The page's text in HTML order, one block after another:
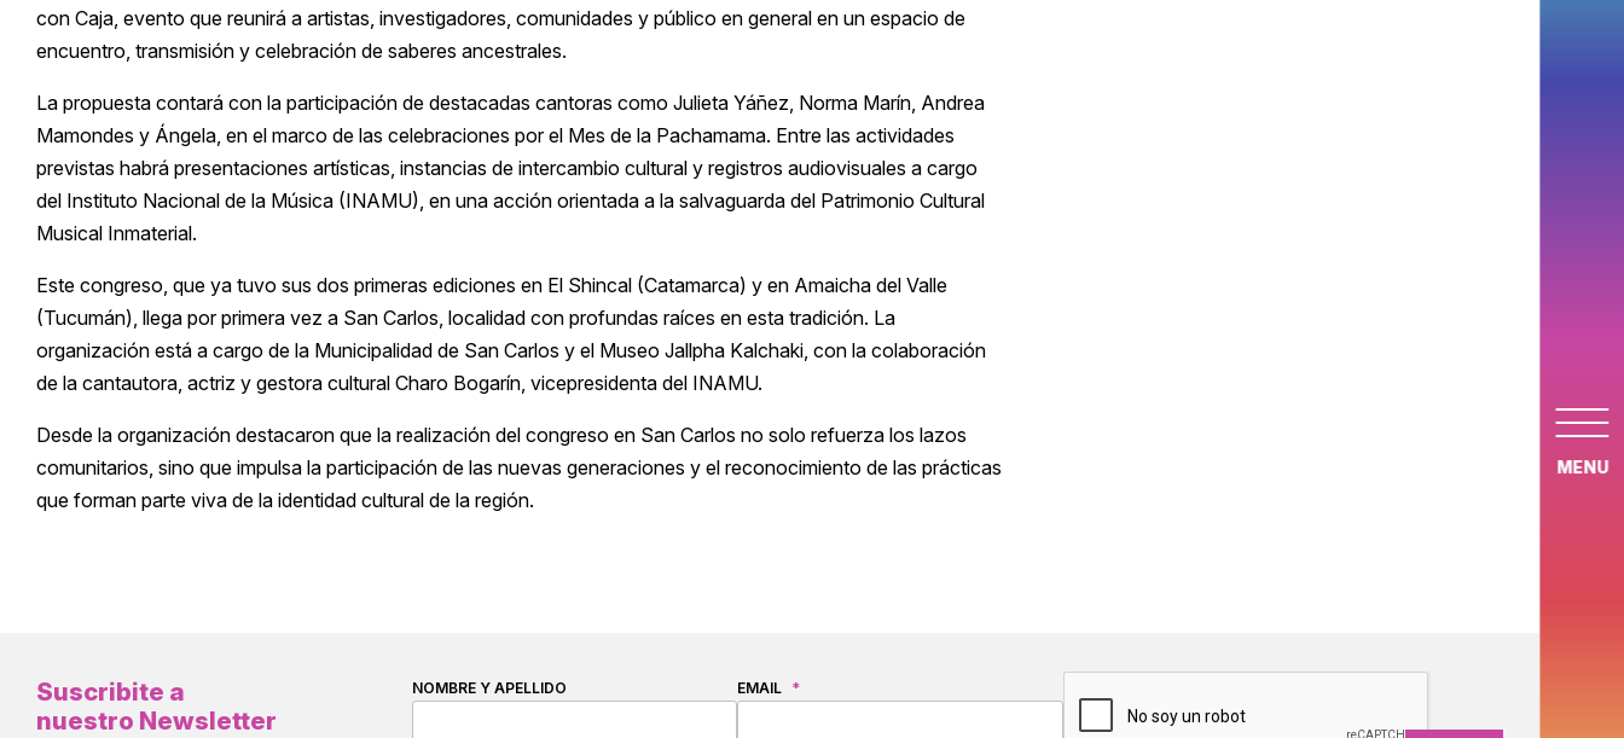
MENU
con Caja, evento que reunirá a artistas, investigadores, comunidades y público en general en un espacio de
encuentro, transmisión y celebración de saberes ancestrales.
La propuesta contará con la participación de destacadas cantoras como Julieta Yáñez, Norma Marín, Andrea
Mamondes y Ángela, en el marco de las celebraciones por el Mes de la Pachamama. Entre las actividades
previstas habrá presentaciones artísticas, instancias de intercambio cultural y registros audiovisuales a cargo
del Instituto Nacional de la Música (INAMU), en una acción orientada a la salvaguarda del Patrimonio Cultural
Musical Inmaterial.
Este congreso, que ya tuvo sus dos primeras ediciones en El Shincal (Catamarca) y en Amaicha del Valle
(Tucumán), llega por primera vez a San Carlos, localidad con profundas raíces en esta tradición. La
organización está a cargo de la Municipalidad de San Carlos y el Museo Jallpha Kalchaki, con la colaboración
de la cantautora, actriz y gestora cultural Charo Bogarín, vicepresidenta del INAMU.
Desde la organización destacaron que la realización del congreso en San Carlos no solo refuerza los lazos
comunitarios, sino que impulsa la participación de las nuevas generaciones y el reconocimiento de las prácticas
que forman parte viva de la identidad cultural de la región.
Suscribite a
nuestro Newsletter
NOMBRE Y APELLIDO EMAIL *